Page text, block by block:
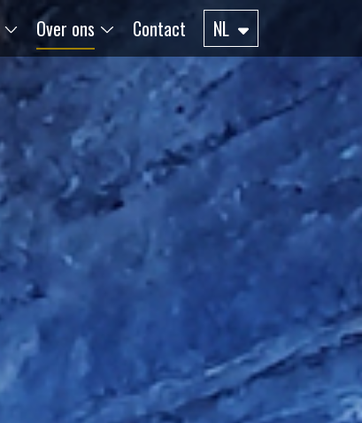
Over ons Contact NL